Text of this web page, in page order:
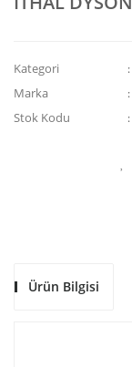
Kategori
Marka
Stok Kodu
Ürün Bilgisi